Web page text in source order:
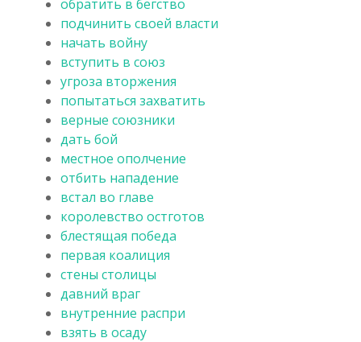
обратить в бегство
подчинить своей власти
начать войну
вступить в союз
угроза вторжения
попытаться захватить
верные союзники
дать бой
местное ополчение
отбить нападение
встал во главе
королевство остготов
блестящая победа
первая коалиция
стены столицы
давний враг
внутренние распри
взять в осаду